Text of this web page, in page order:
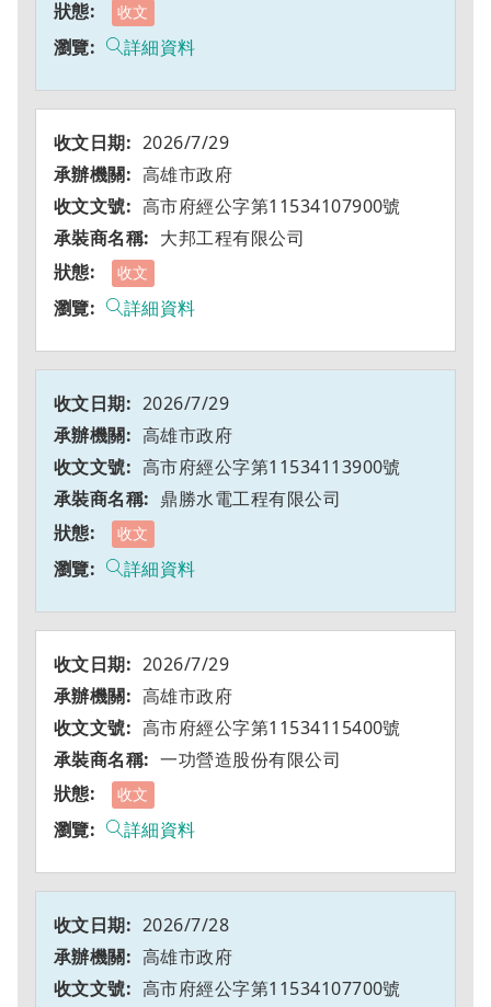
收文
詳細資料
2026/7/29
高雄市政府
高市府經公字第11534107900號
大邦工程有限公司
收文
詳細資料
2026/7/29
高雄市政府
高市府經公字第11534113900號
鼎勝水電工程有限公司
收文
詳細資料
2026/7/29
高雄市政府
高市府經公字第11534115400號
一功營造股份有限公司
收文
詳細資料
2026/7/28
高雄市政府
高市府經公字第11534107700號